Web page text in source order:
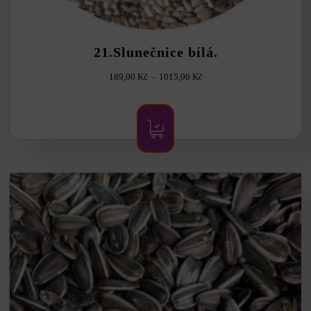
21.Slunečnice bílá.
189,00 Kč – 1015,00 KčRozpětí
1015,00 Kč
produkt
více
Možnosti
lze
vybrat
na
stránce
produktu